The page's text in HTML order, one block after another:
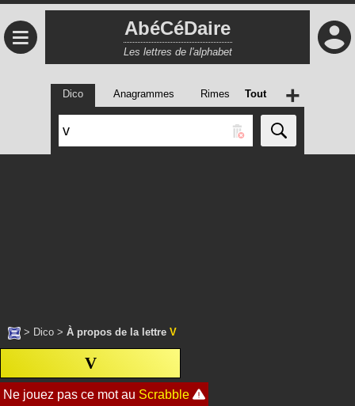
≡ AbéCéDaire
Les lettres de l'alphabet
Dico Anagrammes Rimes Tout +
> Dico > À propos de la lettre V
V